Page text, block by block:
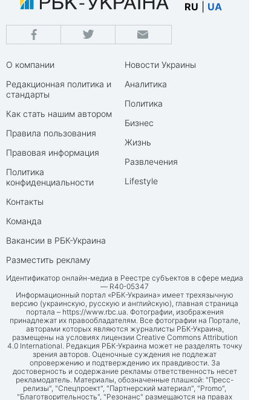
RU UA
О компании
Редакционная политика и
стандарты
Как стать нашим автором
Правила пользования
Правовая информация
Политика
конфиденциальности
Контакты
Команда
Вакансии в РБК-Украина
Разместить рекламу
Новости Украины
Аналитика
Политика
Бизнес
Жизнь
Развлечения
Lifestyle
Идентификатор онлайн-медиа в Реестре субъектов в сфере медиа
— R40-05347
Информационный портал «РБК-Украина» имеет трехязычную
версию (украинскую, русскую и английскую), главная страница
портала – https://www.rbc.ua. Фотографии, изображения
принадлежат их правообладателям. Все фотографии на Портале,
авторами которых являются журналисты РБК-Украина,
размещены на условиях лицензии Creative Commons Attribution
4.0 International. Редакция РБК-Украина может не разделять точку
зрения авторов. Оценочные суждения не подлежат
опровержению и подтверждению их правдивости. За
достоверность и содержание рекламы ответственность несет
рекламодатель. Материалы, обозначенные плашкой: "Пресс-
релизы", "Спецпроект", "Партнерский материал", "Promo",
"Благотворительность", "Резонанс" размещаются на правах